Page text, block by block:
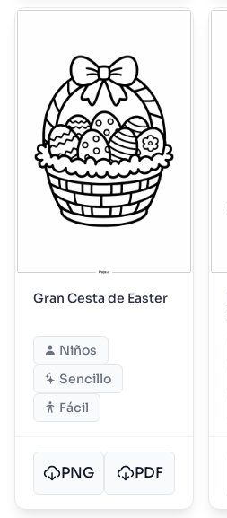
Gran Cesta de Easter
Niños
Sencillo
Fácil
PNG PDF